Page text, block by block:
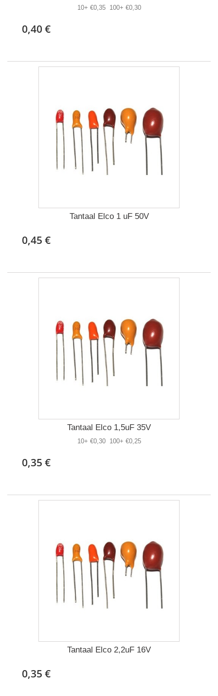
10+ €0,35 100+ €0,30
0,40 €
Tantaal Elco 1 uF 50V
0,45 €
Tantaal Elco 1,5uF 35V
10+ €0,30 100+ €0,25
0,35 €
Tantaal Elco 2,2uF 16V
0,35 €